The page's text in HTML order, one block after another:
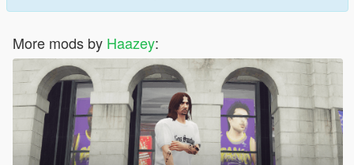
More mods by Haazey: